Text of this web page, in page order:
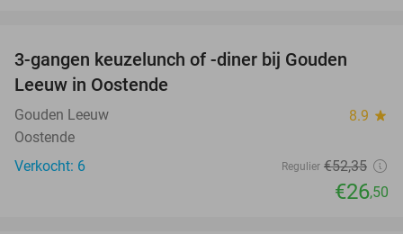
NEW
TODAY
3-gangen keuzelunch of -diner bij Gouden
Leeuw in Oostende
Gouden Leeuw 8.9 star
Oostende
Verkocht: 6
Regulier €52,35
€26,50